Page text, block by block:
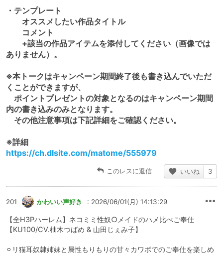
・テンプレート
オススメしたい作品タイトル
コメント
+該当の作品アイテムを添付してください（画像では
ありません）。
※本トークはキャンペーン期間終了後も書き込んでいただ
くことができますが、
ポイントプレゼントの対象となるのはキャンペーン期間
内の書き込みのみとなります。
その他注意事項は下記詳細をご確認ください。
※詳細
https://ch.dlsite.com/matome/555979
このレスに返信 いいね 3
201 かわいい声好き : 2026/06/01(月) 14:13:29
【全H3Pハーレム】ネコミミ性奴○メイドのハメ比べご奉仕
【KU100/CV.柚木つばめ & 山田じぇみ子】
⚪︎リ猫耳奴隷姉妹と属性もりもりの甘々カワボでのご奉仕を楽しめ